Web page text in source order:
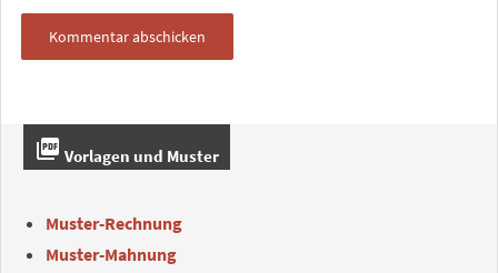
picture_as_pdf Vorlagen und Muster
Muster-Rechnung
Muster-Mahnung